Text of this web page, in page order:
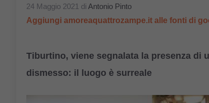
24 Maggio 2021 di Antonio Pinto
Aggiungi amoreaquattrozampe.it alle fonti di
Tiburtino, viene segnalata la presenza di
dismesso: il luogo è surreale